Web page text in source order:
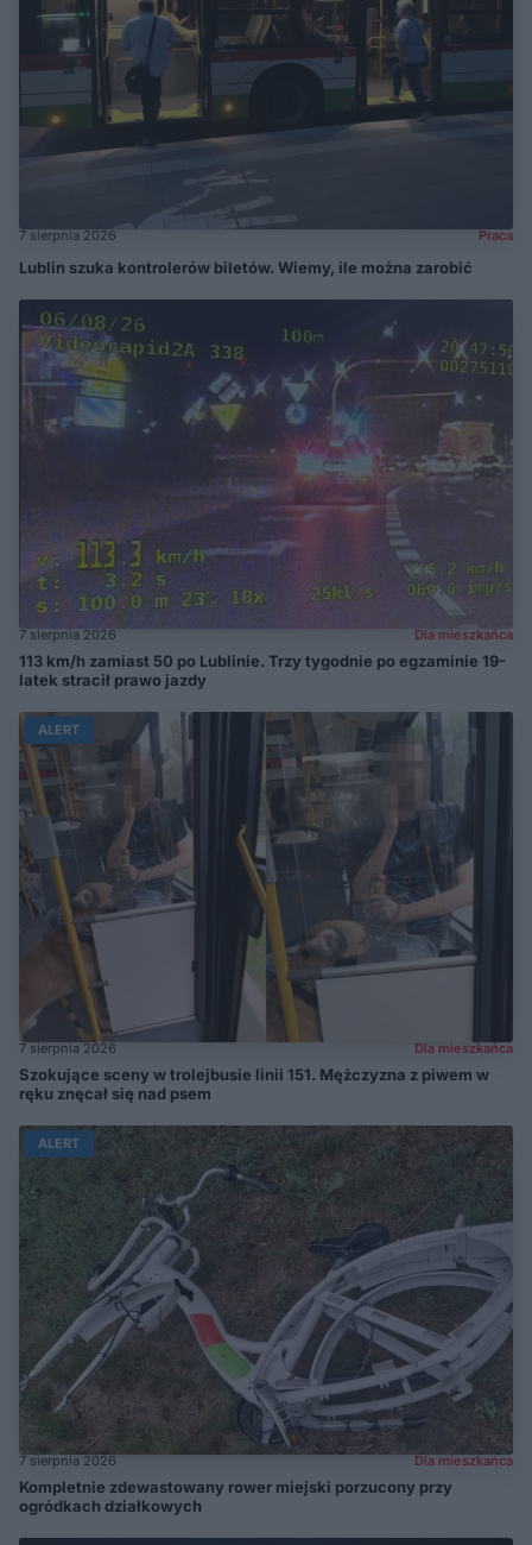
7 sierpnia 2026 Praca
Lublin szuka kontrolerów biletów. Wiemy, ile można zarobić
7 sierpnia 2026 Dla mieszkańca
113 km/h zamiast 50 po Lublinie. Trzy tygodnie po egzaminie 19-
latek stracił prawo jazdy
ALERT
7 sierpnia 2026 Dla mieszkańca
Szokujące sceny w trolejbusie linii 151. Mężczyzna z piwem w
ręku znęcał się nad psem
ALERT
7 sierpnia 2026 Dla mieszkańca
Kompletnie zdewastowany rower miejski porzucony przy
ogródkach działkowych